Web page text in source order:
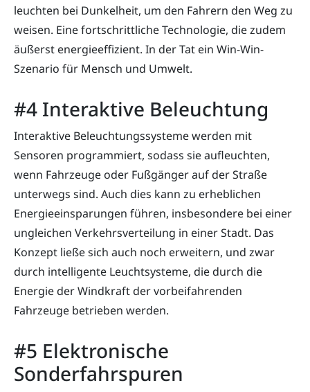
leuchten bei Dunkelheit, um den Fahrern den Weg zu
weisen. Eine fortschrittliche Technologie, die zudem
äußerst energieeffizient. In der Tat ein Win-Win-
Szenario für Mensch und Umwelt.
#4 Interaktive Beleuchtung
Interaktive Beleuchtungssysteme werden mit
Sensoren programmiert, sodass sie aufleuchten,
wenn Fahrzeuge oder Fußgänger auf der Straße
unterwegs sind. Auch dies kann zu erheblichen
Energieeinsparungen führen, insbesondere bei einer
ungleichen Verkehrsverteilung in einer Stadt. Das
Konzept ließe sich auch noch erweitern, und zwar
durch intelligente Leuchtsysteme, die durch die
Energie der Windkraft der vorbeifahrenden
Fahrzeuge betrieben werden.
#5 Elektronische
Sonderfahrspuren